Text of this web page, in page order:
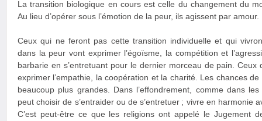
La transition biologique en cours est celle du changement du
Au lieu d’opérer sous l’émotion de la peur, ils agissent par amour.
Ceux qui ne feront pas cette transition individuelle et qui
dans la peur vont exprimer l’égoïsme, la compétition et
barbarie en s’entretuant pour le dernier morceau de pain. Ceux
exprimer l’empathie, la coopération et la charité. Les chances
beaucoup plus grandes. Dans l’effondrement, comme dans
peut choisir de s’entraider ou de s’entretuer ; vivre en harmonie
C’est peut-être ce que les religions ont appelé le Jugement